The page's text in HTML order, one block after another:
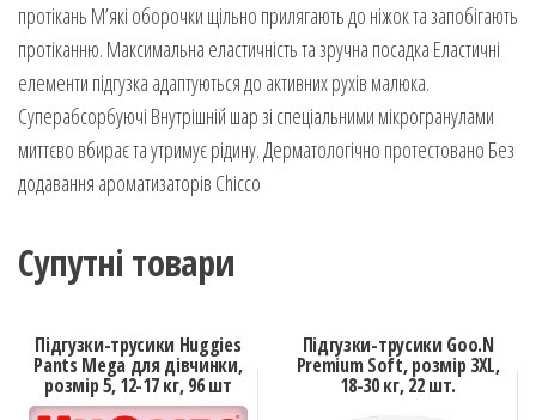
протікань М’які оборочки щільно прилягають до ніжок та запобігають
протіканню. Максимальна еластичність та зручна посадка Еластичні
елементи підгузка адаптуються до активних рухів малюка.
Суперабсорбуючі Внутрішній шар зі спеціальними мікрогранулами
миттєво вбирає та утримує рідину. Дерматологічно протестовано Без
додавання ароматизаторів Chicco
Супутні товари
Підгузки-трусики Huggies
Pants Mega для дівчинки,
розмір 5, 12-17 кг, 96 шт
Підгузки-трусики Goo.N
Premium Soft, розмір 3XL,
18-30 кг, 22 шт.